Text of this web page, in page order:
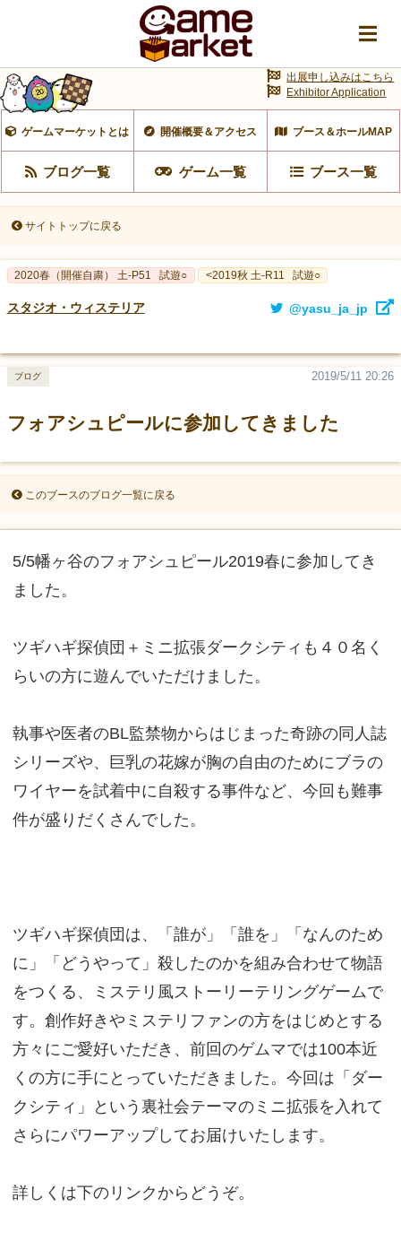
ゲームマーケットとは 開催概要＆アクセス ブース＆ホールMAP
ブログ一覧 ゲーム一覧 ブース一覧
出展申し込みはこちら
Exhibitor Application
サイトトップに戻る
2020春（開催自粛） 土-P51 試遊○ <2019秋 土-R11 試遊○
スタジオ・ウィステリア @yasu_ja_jp
フォアシュピールに参加してきました
2019/5/11 20:26
ブログ
このブースのブログ一覧に戻る
5/5幡ヶ谷のフォアシュピール2019春に参加してき
ました。
ツギハギ探偵団＋ミニ拡張ダークシティも４０名く
らいの方に遊んでいただけました。
執事や医者のBL監禁物からはじまった奇跡の同人誌
シリーズや、巨乳の花嫁が胸の自由のためにブラの
ワイヤーを試着中に自殺する事件など、今回も難事
件が盛りだくさんでした。
ツギハギ探偵団は、「誰が」「誰を」「なんのため
に」「どうやって」殺したのかを組み合わせて物語
をつくる、ミステリ風ストーリーテリングゲームで
す。創作好きやミステリファンの方をはじめとする
方々にご愛好いただき、前回のゲムマでは100本近
くの方に手にとっていただきました。今回は「ダー
クシティ」という裏社会テーマのミニ拡張を入れて
さらにパワーアップしてお届けいたします。
詳しくは下のリンクからどうぞ。